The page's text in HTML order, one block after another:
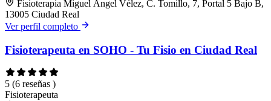
Fisioterapia Miguel Ángel Vélez, C. Tomillo, 7, Portal 5 Bajo B,
13005 Ciudad Real
Ver perfil completo
Fisioterapeuta en SOHO - Tu Fisio en Ciudad Real
5 (6 reseñas )
Fisioterapeuta